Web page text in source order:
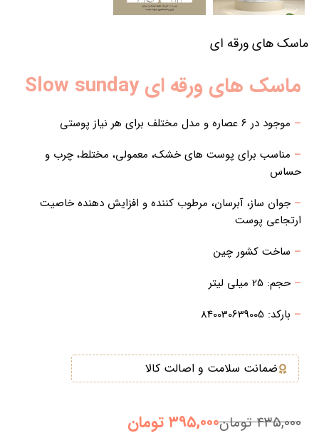
ماسک های ورقه ای
ماسک های ورقه ای Slow sunday
– موجود در 6 عصاره و مدل مختلف برای هر نیاز پوستی
– مناسب برای پوست های خشک، معمولی، مختلط، چرب و
حساس
– جوان ساز، آبرسان، مرطوب کننده و افزایش دهنده خاصیت
ارتجاعی پوست
– ساخت کشور چین
– حجم: 25 میلی لیتر
– بارکد: 840030639005
ضمانت سلامت و اصالت کالا
۴۳۵,۰۰۰ تومان۳۹۵,۰۰۰ تومان